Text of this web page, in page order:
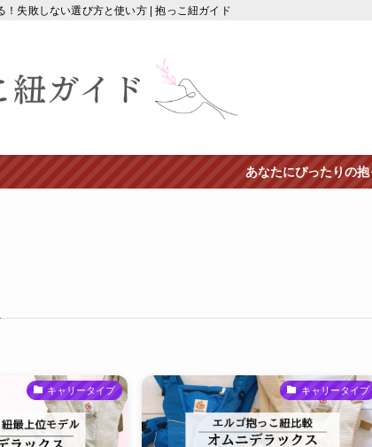
！失敗しない選び方と使い方 | 抱っこ紐ガイド
あなたにぴったりの
キャリータイプ キャリータイプ